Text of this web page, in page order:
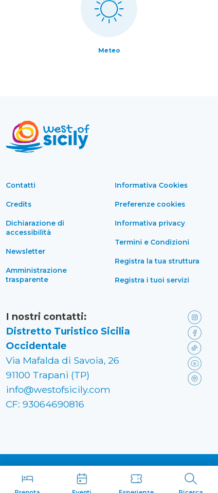
Meteo
Contatti
Credits
Dichiarazione di
accessibilità
Newsletter
Amministrazione
trasparente
Informativa Cookies
Preferenze cookies
Informativa privacy
Termini e Condizioni
Registra la tua struttura
Registra i tuoi servizi
I nostri contatti:
Distretto Turistico Sicilia
Occidentale
Via Mafalda di Savoia, 26
91100 Trapani (TP)
info@westofsicily.com
CF: 93064690816
Made in with passion